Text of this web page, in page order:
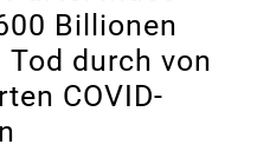
Billionen
Tod durch von
COVID-